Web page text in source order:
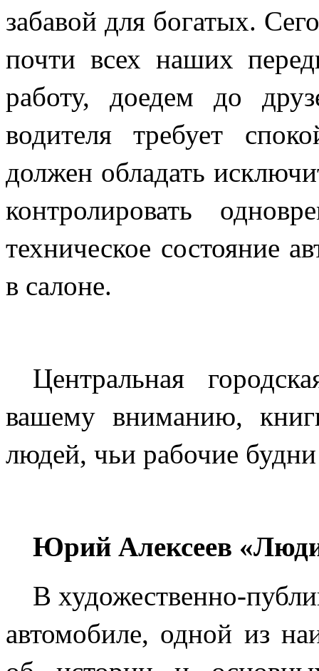
забавой для богатых.
почти всех наших
работу, доедем до
водителя требует
должен обладать
контролировать
техническое состояние
в салоне.
Центральная
вашему вниманию,
людей, чьи рабочие будни
Юрий Алексеев
В художественно-
автомобиле, одной из